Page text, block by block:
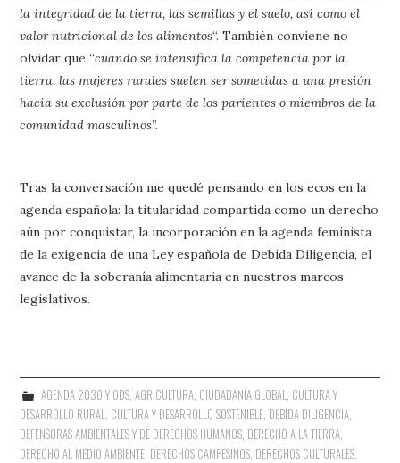
la integridad de la tierra, las semillas y el suelo, así como el
valor nutricional de los alimentos“. También conviene no
olvidar que “cuando se intensifica la competencia por la
tierra, las mujeres rurales suelen ser sometidas a una presión
hacia su exclusión por parte de los parientes o miembros de la
comunidad masculinos”.
Tras la conversación me quedé pensando en los ecos en la
agenda española: la titularidad compartida como un derecho
aún por conquistar, la incorporación en la agenda feminista
de la exigencia de una Ley española de Debida Diligencia, el
avance de la soberanía alimentaria en nuestros marcos
legislativos.
AGENDA 2030 Y ODS, AGRICULTURA, CIUDADANÍA GLOBAL CULTURA Y
DESARROLLO RURAL CULTURA Y DESARROLLO SOSTENIBLE DEBIDA DILIGENCIA
DEFENSORAS AMBIENTALES Y DE DERECHOS HUMANOS DERECHO A LA TIERRA
DERECHO AL MEDIO AMBIENTE DERECHOS CAMPESINOS DERECHOS CULTURALES